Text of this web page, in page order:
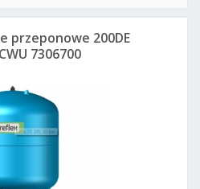
przeponowe 200DE
7306700